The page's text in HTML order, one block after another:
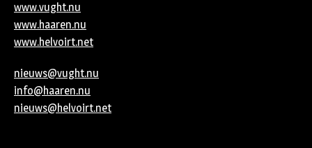
www.vught.nu
www.haaren.nu
www.helvoirt.net
nieuws@vught.nu
info@haaren.nu
nieuws@helvoirt.net